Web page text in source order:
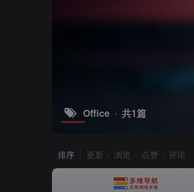
Office 共1篇
排序 更新 浏览 点赞 评论